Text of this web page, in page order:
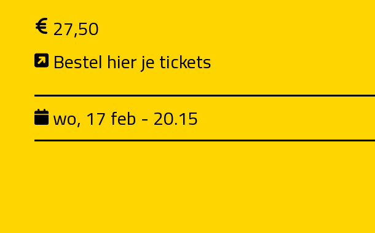
27,50
Bestel hier je tickets
wo, 17 feb - 20.15